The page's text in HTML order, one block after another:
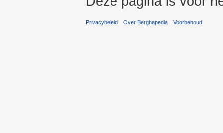
Privacybeleid Over Berghapedia Voorbehoud